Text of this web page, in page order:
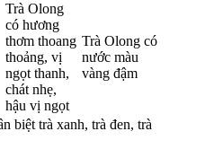
Trà Olong
có hương
thơm thoang
thoảng, vị
ngọt thanh,
chát nhẹ,
hậu vị ngọt
Trà Olong có
nước màu
vàng đậm
biệt trà xanh, trà đen, trà